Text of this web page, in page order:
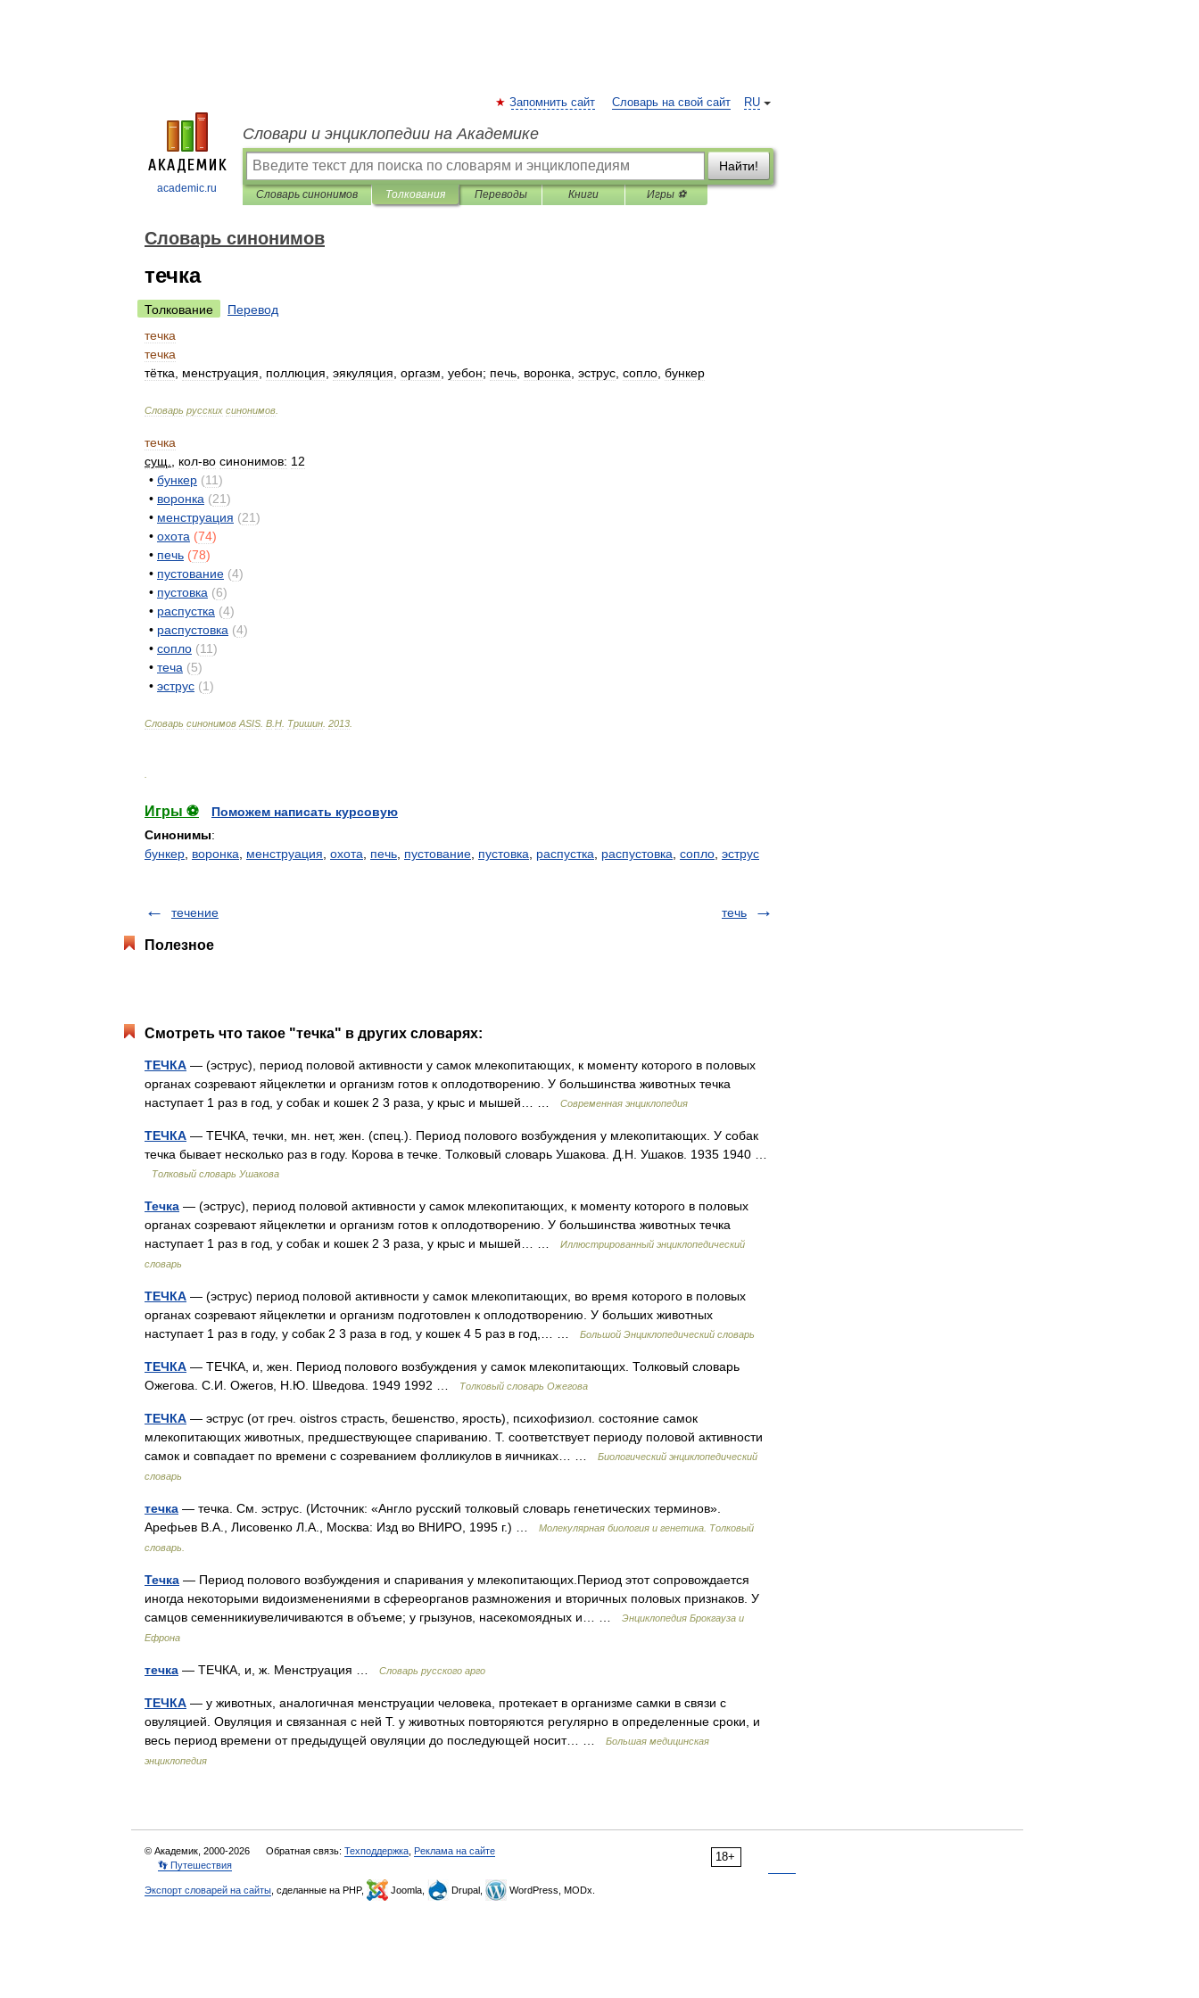
academic.ru
RU
Запомнить сайт Словарь на свой сайт
Словари и энциклопедии на Академике
Найти!
Словарь синонимов Толкования Переводы Книги Игры ⚽
Словарь синонимов
течка
Толкование
Перевод
течка
течка
тётка
менструация поллюция эякуляция оргазм уебон; печь воронка эструс сопло бункер
Словарь русских синонимов
течка
сущ
кол-во синонимов: 12
• бункер (11)
• воронка (21)
• менструация (21)
• охота (74)
• печь (78)
• пустование (4)
• пустовка (6)
• распустка (4)
• распустовка (4)
• сопло (11)
• теча (5)
• эструс (1)
Словарь синонимов ASIS В Н Тришин 2013
Игры ⚽
Поможем написать курсовую
Синонимы:
бункер воронка менструация охота печь пустование пустовка распустка распустовка сопло эструс
течение течь
Полезное
Смотреть что такое "течка" в других словарях:
ТЕЧКА — (эструс), период половой активности у самок млекопитающих, к моменту которого в половых
органах созревают яйцеклетки и организм готов к оплодотворению. У большинства животных течка
наступает 1 раз в год, у собак и кошек 2 3 раза, у крыс и мышей… …
Современная энциклопедия
ТЕЧКА — ТЕЧКА, течки, мн. нет, жен. (спец.). Период полового возбуждения у млекопитающих. У собак
течка бывает несколько раз в году. Корова в течке. Толковый словарь Ушакова. Д.Н. Ушаков. 1935 1940 …
Толковый словарь Ушакова
Течка — (эструс), период половой активности у самок млекопитающих, к моменту которого в половых
органах созревают яйцеклетки и организм готов к оплодотворению. У большинства животных течка
наступает 1 раз в год, у собак и кошек 2 3 раза, у крыс и мышей… …
Иллюстрированный энциклопедический
словарь
ТЕЧКА — (эструс) период половой активности у самок млекопитающих, во время которого в половых
органах созревают яйцеклетки и организм подготовлен к оплодотворению. У больших животных
наступает 1 раз в году, у собак 2 3 раза в год, у кошек 4 5 раз в год,… …
Большой Энциклопедический словарь
ТЕЧКА — ТЕЧКА, и, жен. Период полового возбуждения у самок млекопитающих. Толковый словарь
Ожегова. С.И. Ожегов, Н.Ю. Шведова. 1949 1992 …
Толковый словарь Ожегова
ТЕЧКА — эструс (от греч. oistros страсть, бешенство, ярость), психофизиол. состояние самок
млекопитающих животных, предшествующее спариванию. Т. соответствует периоду половой активности
самок и совпадает по времени с созреванием фолликулов в яичниках… …
Биологический энциклопедический
словарь
течка — течка. См. эструс. (Источник: «Англо русский толковый словарь генетических терминов».
Арефьев В.А., Лисовенко Л.А., Москва: Изд во ВНИРО, 1995 г.) …
Молекулярная биология и генетика. Толковый
словарь.
Течка — Период полового возбуждения и спаривания у млекопитающих.Период этот сопровождается
иногда некоторыми видоизменениями в сфереорганов размножения и вторичных половых признаков. У
самцов семенникиувеличиваются в объеме; у грызунов, насекомоядных и… …
Энциклопедия Брокгауза и
Ефрона
течка — ТЕЧКА, и, ж. Менструация … Словарь русского арго
ТЕЧКА — у животных, аналогичная менструации человека, протекает в организме самки в связи с
овуляцией. Овуляция и связанная с ней Т. у животных повторяются регулярно в определенные сроки, и
весь период времени от предыдущей овуляции до последующей носит… …
Большая медицинская
энциклопедия
18+
© Академик, 2000-2026 Обратная связь: Техподдержка Реклама на сайте
👣 Путешествия
Экспорт словарей на сайты , сделанные на PHP, Joomla, Drupal, WordPress, MODx.